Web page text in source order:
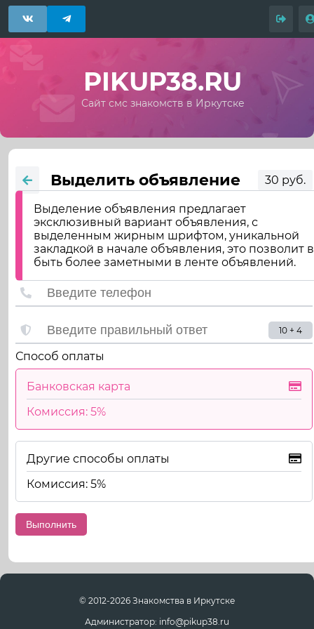
PIKUP38.RU
Сайт смс знакомств в Иркутске
Выделить объявление 30 руб.
Выделение объявления предлагает
эксклюзивный вариант объявления, с
выделенным жирным шрифтом, уникальной
закладкой в начале объявления, это позволит
быть более заметными в ленте объявлений.
10 + 4
Способ оплаты
Банковская карта
Комиссия: 5%
Другие способы оплаты
Комиссия: 5%
© 2012-2026 Знакомства в Иркутске
Администратор: info@pikup38.ru